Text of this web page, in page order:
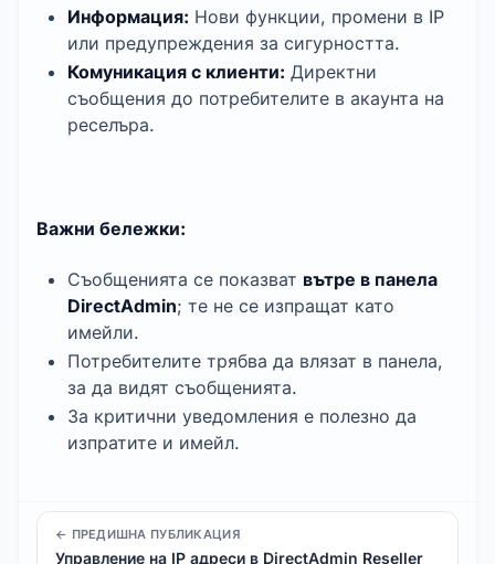
Информация: Нови функции, промени в IP
или предупреждения за сигурността.
Комуникация с клиенти: Директни
съобщения до потребителите в акаунта на
реселъра.
Важни бележки:
Съобщенията се показват вътре в панела
DirectAdmin; те не се изпращат като
имейли.
Потребителите трябва да влязат в панела,
за да видят съобщенията.
За критични уведомления е полезно да
изпратите и имейл.
← ПРЕДИШНА ПУБЛИКАЦИЯ
Управление на IP адреси в DirectAdmin Reseller